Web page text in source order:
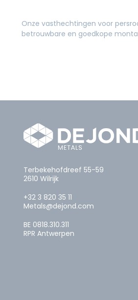
Onze vasthechtingen voor
betrouwbare en goedkope
Terbekehofdreef 55-59
2610 Wilrijk
+32 3 820 35 11
Metals@dejond.com
BE 0818.310.311
RPR Antwerpen